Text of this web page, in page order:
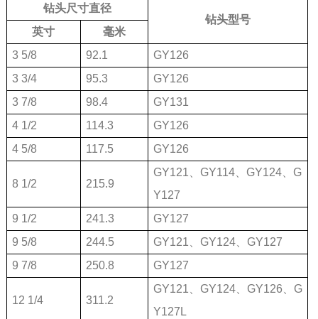
钻头尺寸直径
钻头型号
英寸
毫米
3 5/8
92.1
GY126
3 3/4
95.3
GY126
3 7/8
98.4
GY131
4 1/2
114.3
GY126
4 5/8
117.5 GY126
8 1/2 215.9
GY121、GY114、GY124、G
Y127
9 1/2
241.3
GY127
9 5/8
244.5
GY121、GY124、GY127
9 7/8
250.8 GY127
12 1/4 311.2
GY121、GY124、GY126、G
Y127L